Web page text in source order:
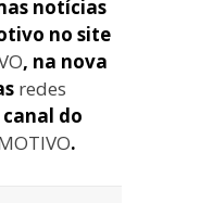
notícias
no site
, na nova
redes
do
.